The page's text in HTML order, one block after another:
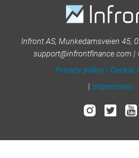
Infront AS, Munkedamsveien 45,
support@infrontfinance.com
Privacy policy | Cookie
| Impressum